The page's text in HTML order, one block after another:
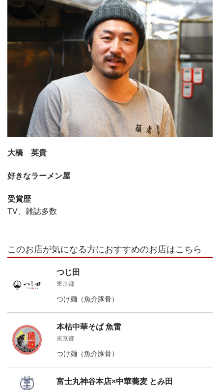
大橋 英貴
好きなラーメン屋
受賞歴
TV、雑誌多数
このお店が気になる方におすすめのお店はこちら
つじ田
東京都
つけ麺（魚介豚骨）
本枯中華そば 魚雷
東京都
つけ麺（魚介豚骨）
富士丸神谷本店×中華蕎麦 とみ田